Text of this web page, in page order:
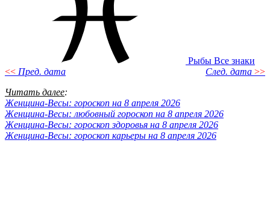
Рыбы Все знаки
<< Пред. дата След. дата >>
Читать далее:
Женщина-Весы: гороскоп на 8 апреля 2026
Женщина-Весы: любовный гороскоп на 8 апреля 2026
Женщина-Весы: гороскоп здоровья на 8 апреля 2026
Женщина-Весы: гороскоп карьеры на 8 апреля 2026